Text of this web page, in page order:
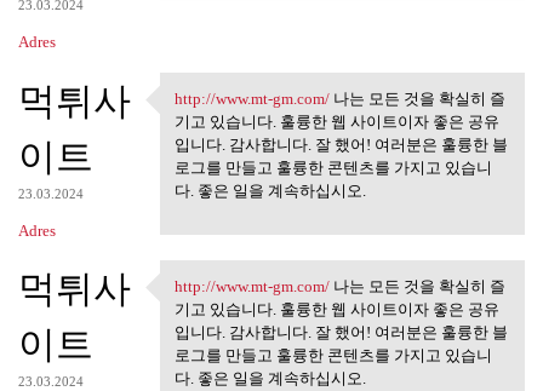
23.03.2024
Adres
먹튀사
이트
23.03.2024
Adres
http://www.mt-gm.com/ 나는 모든
http://www.mt-gm.com/나는 모든 것을 확실히 즐
기고 있습니다. 훌륭한 웹 사이트이자 좋은 공유
입니다. 감사합니다. 잘 했어! 여러분은 훌륭한 블
로그를 만들고 훌륭한 콘텐츠를 가지고 있습니
다. 좋은 일을 계속하십시오.
먹튀사
이트
23.03.2024
http://www.mt-gm.com/ 나는 모든
http://www.mt-gm.com/나는 모든 것을 확실히 즐
기고 있습니다. 훌륭한 웹 사이트이자 좋은 공유
입니다. 감사합니다. 잘 했어! 여러분은 훌륭한 블
로그를 만들고 훌륭한 콘텐츠를 가지고 있습니
다. 좋은 일을 계속하십시오.